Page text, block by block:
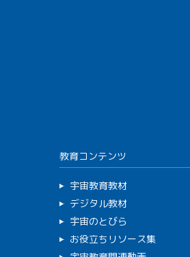
教育コンテンツ
宇宙教育教材
デジタル教材
宇宙のとびら
お役立ちリソース集